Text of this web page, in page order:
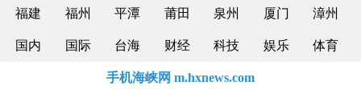
福建 福州 平潭 莆田 泉州 厦门 漳州
国内 国际 台海 财经 科技 娱乐 体育
手机海峡网 m.hxnews.com